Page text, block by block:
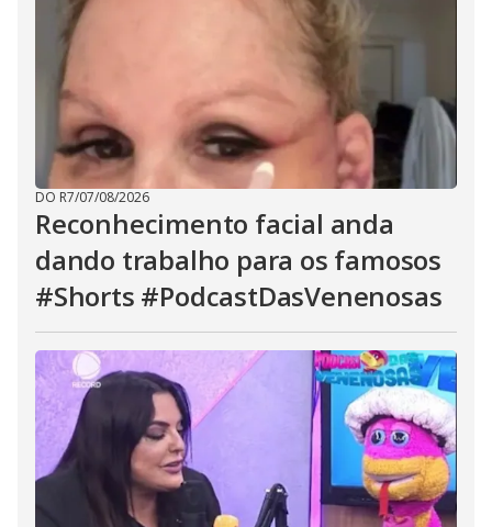
DO R7/07/08/2026
Reconhecimento facial anda
dando trabalho para os famosos
#Shorts #PodcastDasVenenosas